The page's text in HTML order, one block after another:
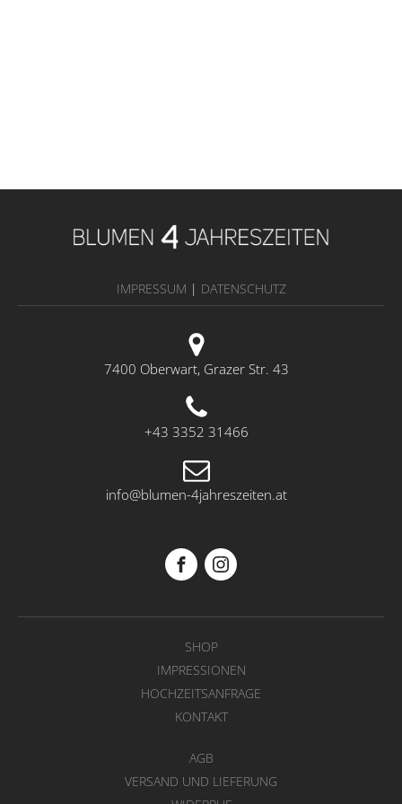
IMPRESSUM | DATENSCHUTZ
7400 Oberwart, Grazer Str. 43
+43 3352 31466
info@blumen-4jahreszeiten.at
SHOP
IMPRESSIONEN
HOCHZEITSANFRAGE
KONTAKT
AGB
VERSAND UND LIEFERUNG